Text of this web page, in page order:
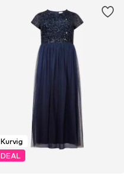
Kurvig
DEAL